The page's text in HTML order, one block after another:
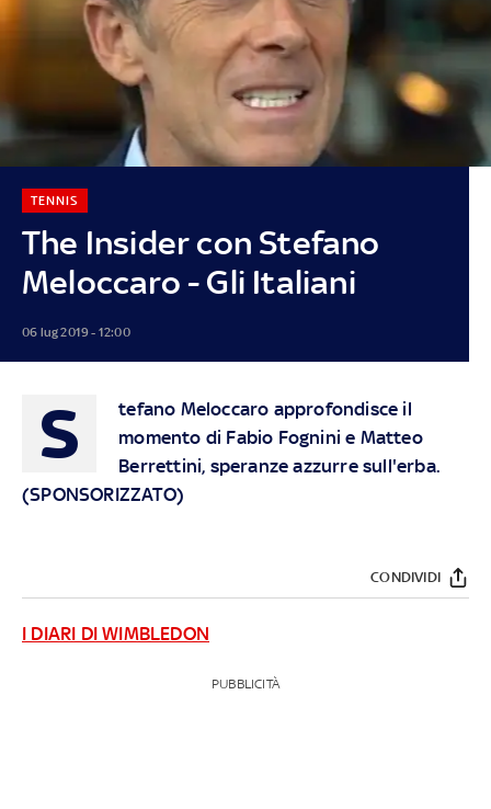
The Insider con Stefano
Meloccaro - Gli Italiani
TENNIS
06 lug 2019 - 12:00
S
tefano Meloccaro approfondisce il
momento di Fabio Fognini e Matteo
Berrettini, speranze azzurre sull'erba.
(SPONSORIZZATO)
CONDIVIDI
I DIARI DI WIMBLEDON
PUBBLICITÀ